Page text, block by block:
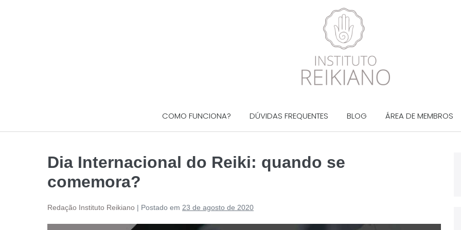
COMO FUNCIONA? DÚVIDAS FREQUENTES BLOG ÁREA DE MEMBROS
Dia Internacional do Reiki: quando se
comemora?
Redação Instituto Reikiano | Postado em 23 de agosto de 2020